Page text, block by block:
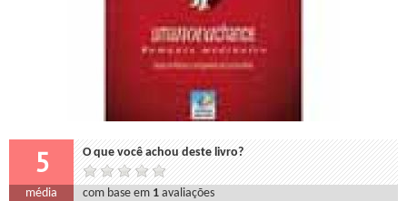
5 O que você achou deste livro?
média com base em 1 avaliações